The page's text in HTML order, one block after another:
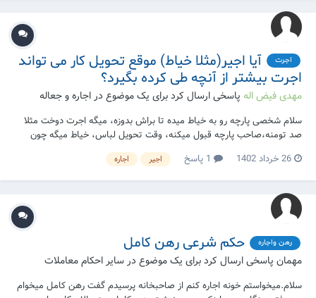
اجرت
آیا اجیر(مثلا خیاط) موقع تحویل کار می تواند
اجرت بیشتر از آنچه طی کرده بگیرد؟
مهدی فیض اله پاسخی ارسال کرد برای یک موضوع در اجاره و جعاله
سلام شخصی پارچه رو به خیاط میده تا براش بدوزه، میگه اجرت دوخت مثلا
صد تومنه،صاحب پارچه قبول میکنه، وقت تحویل لباس، خیاط میگه چون
پارچه باید مبلغ اضافه رو پرداخت کنه؟ و اگر مبلغ اضافه رو نده میتونه با اون
لباس نماز بخونه؟
26 خرداد 1402 اجیر اجاره
رهن واجاره حکم شرعی رهن کامل
مهمان پاسخی ارسال کرد برای یک موضوع در سایر احکام معاملات
سلام.میخواستم خونه اجاره کنم از صاحبخانه پرسیدم گفت رهن کامل میخوام